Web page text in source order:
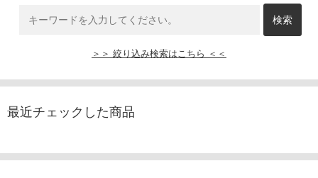
＞＞ 絞り込み検索はこちら ＜＜
最近チェックした商品